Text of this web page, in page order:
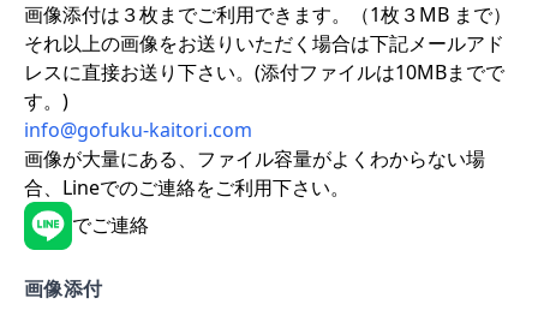
画像添付は３枚までご利用できます。（1枚３MB まで）
それ以上の画像をお送りいただく場合は下記メールアド
レスに直接お送り下さい。(添付ファイルは10MBまでで
す。)
info@gofuku-kaitori.com
画像が大量にある、ファイル容量がよくわからない場
合、Lineでのご連絡をご利用下さい。
でご連絡
画像添付